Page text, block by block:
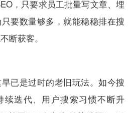
，只要求员工批量写文章、埋
要数量够多，就能稳稳排在搜
断获客。
已是过时的老旧玩法。如今搜
续迭代、用户搜索习惯不断升